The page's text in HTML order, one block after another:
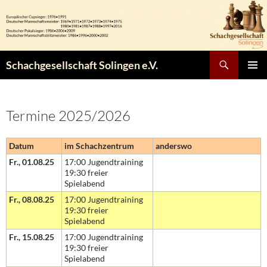
Inhalt
springen
Schachgesellschaft Solingen e.V.
Termine 2025/2026
Datum im Schachzentrum
anderswo
Fr., 01.08.25
17:00 Jugendtraining
19:30 freier
Spielabend
Fr., 08.08.25
17:00 Jugendtraining
19:30 freier
Spielabend
Fr., 15.08.25
17:00 Jugendtraining
19:30 freier
Spielabend